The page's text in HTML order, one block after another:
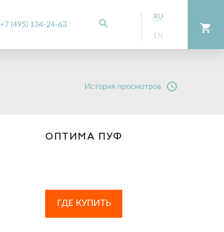
+7 (495) 134-24-63 search
RU
EN
shopping_cart
История просмотров access_time
ОПТИМА ПУФ
ГДЕ КУПИТЬ